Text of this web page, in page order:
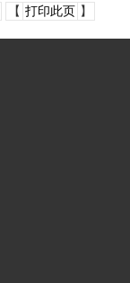
【 打印此页 】